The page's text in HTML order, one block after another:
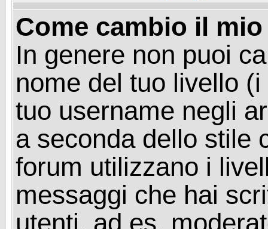
Come cambio il
In genere non puoi
nome del tuo livello
tuo username negli
a seconda dello stile
forum utilizzano i
messaggi che hai
utenti, ad es.